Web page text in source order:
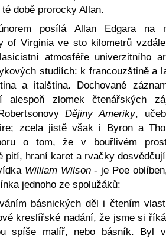
době prorocky Allan.
posílá Allan Edgara na
of Virginia ve sto kilometrů
atmosféře univerzitního
studiích: k francouzštině a
a italština. Dochované
alespoň zlomek čtenářských
Dějiny Ameriky,
zcela jistě však i Byron a
o tom, že v bouřlivém
pití, hraní karet a rvačky
William Wilson- je Poe
jednoho ze spolužáků:
básnických děl i čtením
kreslířské nadání, že jsme si
spíše malíř, nebo básník. Byl